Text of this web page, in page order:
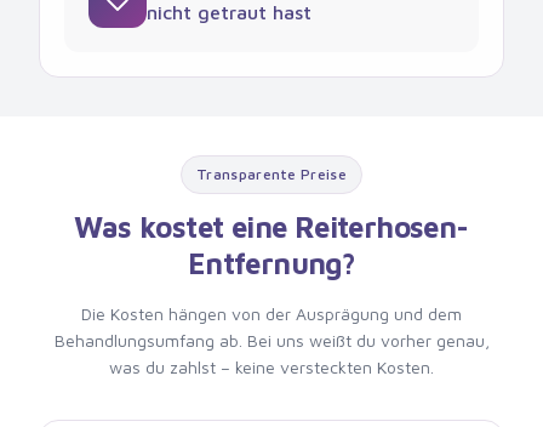
nicht getraut hast
Transparente Preise
Was kostet eine Reiterhosen-
Entfernung?
Die Kosten hängen von der Ausprägung und dem
Behandlungsumfang ab. Bei uns weißt du vorher genau,
was du zahlst – keine versteckten Kosten.